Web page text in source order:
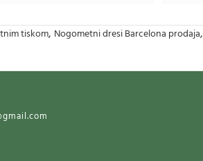
tiskom, Nogometni dresi Barcelona prodaja,